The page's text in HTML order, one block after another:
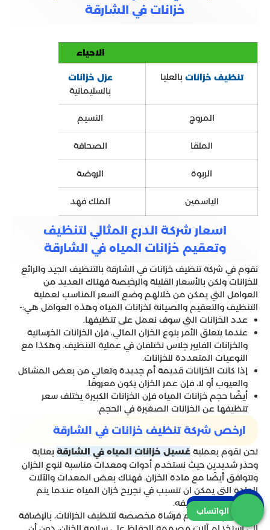
خزانات في الشارقة
الاحياء
تنظيف خزانات بالعليا
عزل خزانات
بالسليمانية
المروج النسيم
الملقا الصحافة
الربوة الروضة
الياسمين الملك فهد
اسعار شركة الدرع المثالي لتنظيف
وتعقيم خزانات المياه في الشارقة
نقوم في شركة تنظيف خزانات في الشارقة بالتنظيف الجيد والرائع
للخزانات ولكن بالأسعار القليلة والرخيصة فهناك العديد من
العوامل التي يمكن من خلالهم وضع السعر المناسب لعملية
التنظيف والتعقيم والصيانة لخزانات المياه وهذه العوامل هي:-
عدد الخزانات التي سوف نعمل على تنظيفها.
عندما يتعلق الأمر بنوع الخزان المائي، فإن الخزانات الخرسانية
والخزانات الفايبر جلاس تختلفان في عملية التنظيف. وهكذا مع
النوعيات المتعددة للخزانات.
إذا كانت الخزانات قديمة أم جديدة وتعاني من بعض المشاكل
والعيوب أو لا، فإن عمر الخزان يكون معروفًا.
أيضًا حجم خزانات المياه فإن الخزانات الكبيرة يختلف سعر
تنظيفها عن الخزانات الصغيرة في الحجم.
ارخص شركة تنظيف خزانات في الشارقة
نحن نقوم بعملية غسيل خزانات المياه في الشارقة بعناية
وحذر شديدين حيث نستخدم أدوات ومعدات مناسبة لنوع الخزان
وتتوافق أيضًا مع مادة الخزان. فهناك بعض المعدات والآلات
الحادة التي يمكن ان تتسبب في تجريح خزان المياه عندما يتم
استخدامها فى تنظيفه.
كما نقوم بإستخدام فرشاة مخصصة لتنظيف الخزانات، بالإضافة
اتصل بنا
الواتساب